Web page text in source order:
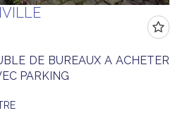
DE BUREAUX A ACHETER
PARKING